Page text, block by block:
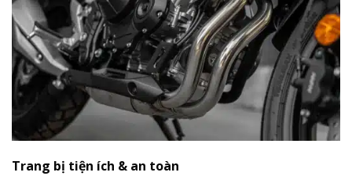
Trang bị tiện ích & an toàn